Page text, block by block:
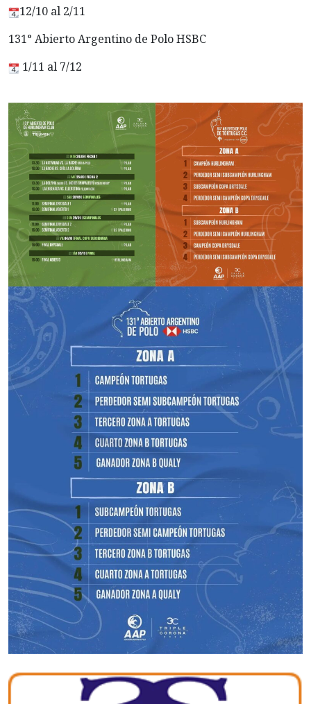
12/10 al 2/11
131° Abierto Argentino de Polo HSBC
1/11 al 7/12